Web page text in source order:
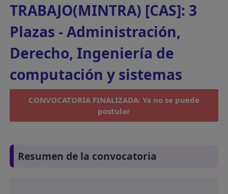
TRABAJO(MINTRA) [CAS]: 3
Plazas - Administración,
Derecho, Ingeniería de
computación y sistemas
CONVOCATORIA FINALIZADA: Ya no se puede
postular
Resumen de la convocatoria